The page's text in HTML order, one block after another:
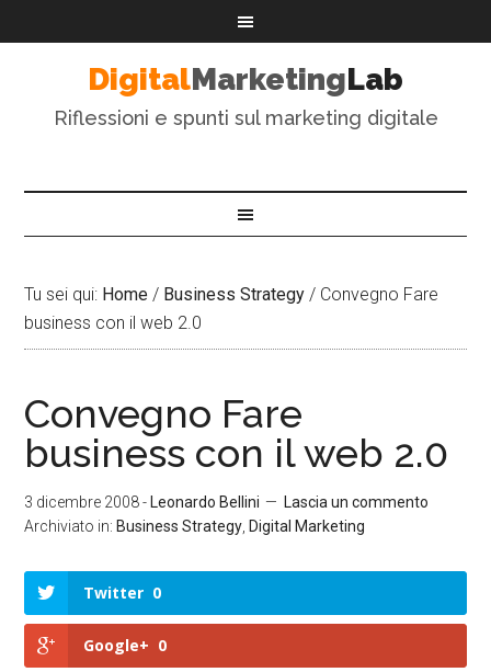
DigitalMarketingLab
Riflessioni e spunti sul marketing digitale
Tu sei qui: Home / Business Strategy / Convegno Fare
business con il web 2.0
Convegno Fare
business con il web 2.0
3 dicembre 2008- Leonardo Bellini
Lascia un commento
Archiviato in: Business Strategy Digital Marketing
Twitter 0
Google+ 0